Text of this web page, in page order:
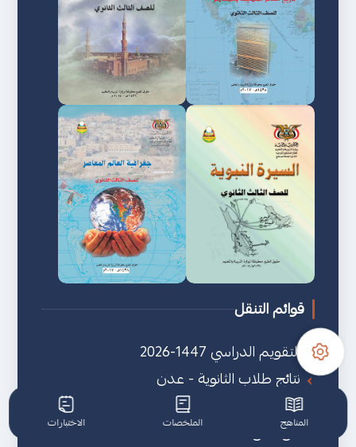
قوائم التنقل
التقويم الدراسي 1447-2026
نتائج طلاب الثانوية - عدن
قروب الفيسبوك
من نحن
المناهج الملخصات الاختبارات